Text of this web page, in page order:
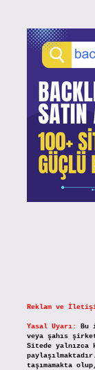
Reklam ve
Yasal Uyarı:
Bu
veya şahıs
Sitede yalnızca
taşımamakta